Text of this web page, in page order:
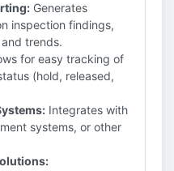
Generates
inspection findings,
trends.
for easy tracking of
(hold, released,
Integrates with
systems, or other